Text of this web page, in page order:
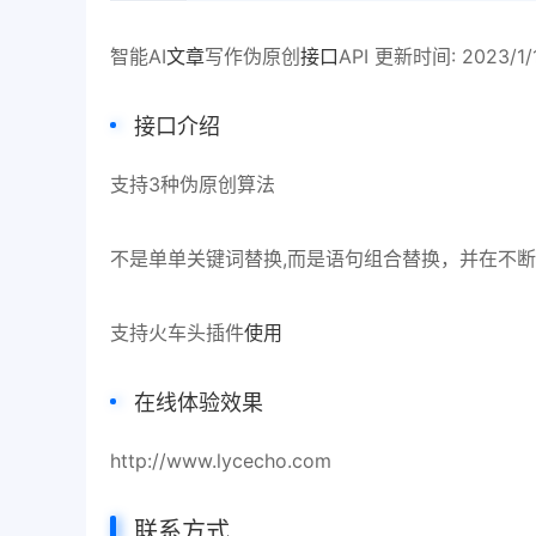
智能AI文章写作伪原创 接口API 更新时间: 2023/1/
接口介绍
支持3种伪原创算法
不是单单关键词替换,而是语句组合替换，并在不断
支持火车头插件使用
在线体验效果
http://www.lycecho.com